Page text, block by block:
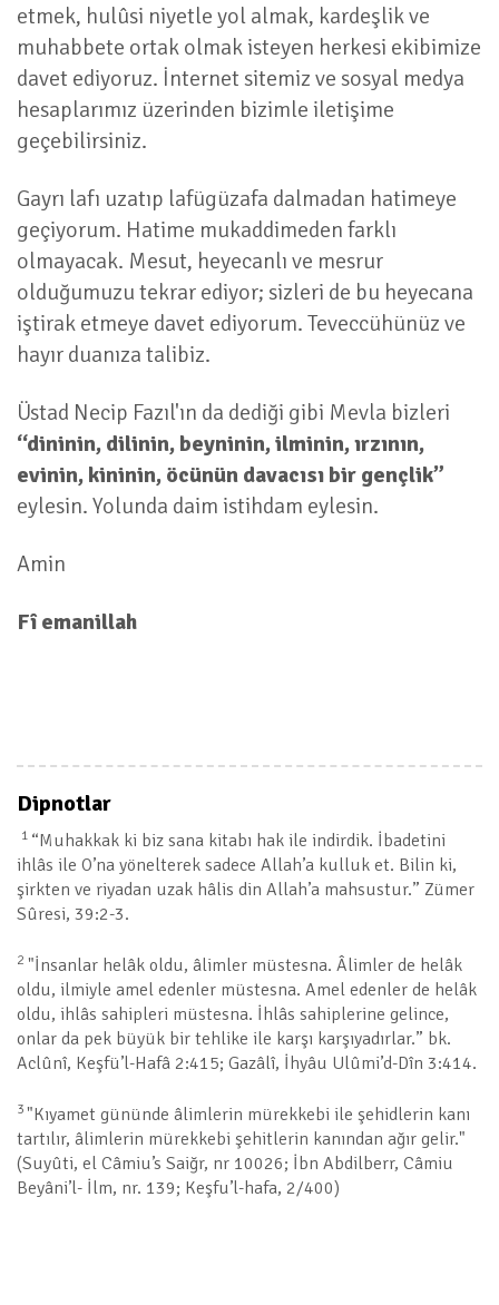
etmek, hulûsi niyetle yol almak, kardeşlik ve
muhabbete ortak olmak isteyen herkesi ekibimize
davet ediyoruz. İnternet sitemiz ve sosyal medya
hesaplarımız üzerinden bizimle iletişime
geçebilirsiniz.
Gayrı lafı uzatıp lafügüzafa dalmadan hatimeye
geçiyorum. Hatime mukaddimeden farklı
olmayacak. Mesut, heyecanlı ve mesrur
olduğumuzu tekrar ediyor; sizleri de bu heyecana
iştirak etmeye davet ediyorum. Teveccühünüz ve
hayır duanıza talibiz.
Üstad Necip Fazıl'ın da dediği gibi Mevla bizleri
“dininin, dilinin, beyninin, ilminin, ırzının,
evinin, kininin, öcünün davacısı bir gençlik”
eylesin. Yolunda daim istihdam eylesin.
Amin
Fî emanillah
Dipnotlar
1 “Muhakkak ki biz sana kitabı hak ile indirdik. İbadetini
ihlâs ile O’na yönelterek sadece Allah’a kulluk et. Bilin ki,
şirkten ve riyadan uzak hâlis din Allah’a mahsustur.” Zümer
Sûresi, 39:2-3.
2 "İnsanlar helâk oldu, âlimler müstesna. Âlimler de helâk
oldu, ilmiyle amel edenler müstesna. Amel edenler de helâk
oldu, ihlâs sahipleri müstesna. İhlâs sahiplerine gelince,
onlar da pek büyük bir tehlike ile karşı karşıyadırlar.” bk.
Aclûnî, Keşfü’l-Hafâ 2:415; Gazâlî, İhyâu Ulûmi’d-Dîn 3:414.
3 "Kıyamet gününde âlimlerin mürekkebi ile şehidlerin kanı
tartılır, âlimlerin mürekkebi şehitlerin kanından ağır gelir."
(Suyûti, el Câmiu’s Saiğr, nr 10026; İbn Abdilberr, Câmiu
Beyâni’l- İlm, nr. 139; Keşfu’l-hafa, 2/400)